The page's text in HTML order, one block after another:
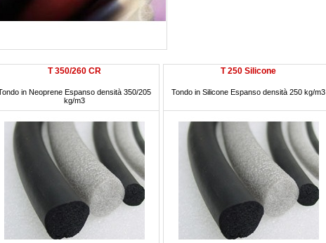
T 350/260 CR
in Neoprene Espanso densità 350/205
kg/m3
T 250 Silicone
Tondo in Silicone Espanso densità 250 kg/m3